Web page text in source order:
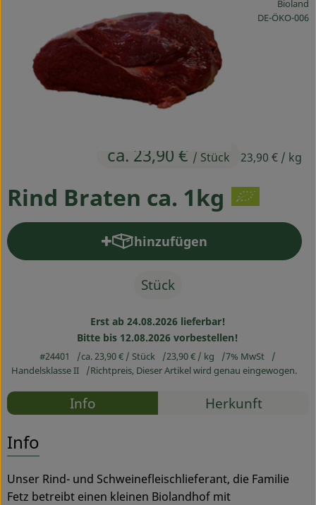
Obst & Gemüse
Kühltheke
Drogerie
Rind Braten ca. 1kg
ca. 23,90 € / Stück 23,90 € / kg
Bioland
,DE-ÖKO-006
hinzufügen
Produkt zum Warenkorb
Stück
Erst ab 24.08.2026 lieferbar!
Bitte bis 12.08.2026 vorbestellen!
#24401 ca. 23,90 € / Stück 23,90 € / kg
7% MwSt
Handelsklasse II
Richtpreis, Dieser Artikel wird genau eingewogen.
Rezepte
Info Herkunft
Info
Unser Rind- und Schweinefleischlieferant, die Familie
Fetz betreibt einen kleinen Biolandhof mit